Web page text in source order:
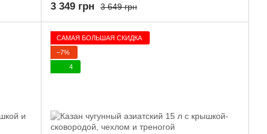
3 649 грн
3 349 грн
САМАЯ БОЛЬШАЯ СКИДКА
−7%
4